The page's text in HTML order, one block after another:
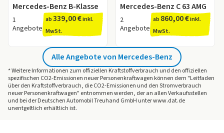
kleiner als 1,1 - Guter Leasingfaktor
kleiner als 0,9 - Sehr guter Leasingfaktor
kleiner als 0,7 - Top-Leasingfaktor
zum Thema Leasingfaktor.
Mercedes-Benz B-Klasse
1
Angebote
ab339,00 €inkl.
MwSt.
Mercedes-Benz C 63 AMG
2
Angebote
ab 860,00 €inkl.
MwSt.
Alle Angebote von Mercedes-Benz
* Weitere Informationen zum offiziellen Kraftstoffverbrauch und den offiziellen
spezifischen CO2-Emissionen neuer Personenkraftwagen können dem "Leitfaden
über den Kraftstoffverbrauch, die CO2-Emissionen und den Stromverbrauch
neuer Personenkraftwagen" entnommen werden, der an allen Verkaufsstellen
und bei der Deutschen Automobil Treuhand GmbH unter www.dat.de
unentgeltlich erhältlich ist.